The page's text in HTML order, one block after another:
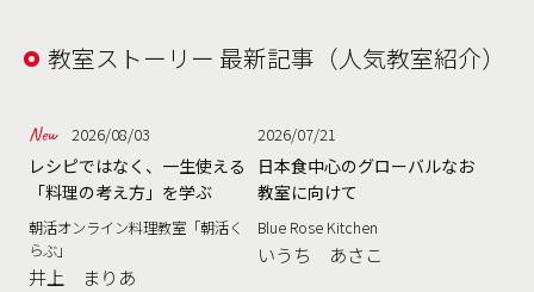
教室ストーリー 最新記事（人気教室紹介）
2026/08/03
レシピではなく、一生使える
「料理の考え方」を学ぶ
朝活オンライン料理教室「朝活く
らぶ」
井上 まりあ
2026/07/21
日本食中心のグローバルなお
教室に向けて
Blue Rose Kitchen
いうち あさこ